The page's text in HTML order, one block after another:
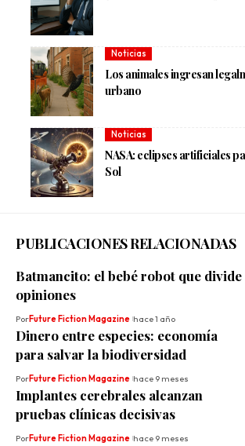
Noticias
Los animales ingresan
urbano
Noticias
NASA: eclipses artificiales
Sol
PUBLICACIONES RELACIONADAS
Batmancito: el bebé robot que divide
opiniones
PorFuture Fiction Magazine hace 1 año
Dinero entre especies: economía
para salvar la biodiversidad
PorFuture Fiction Magazine hace 9 meses
Implantes cerebrales alcanzan
pruebas clínicas decisivas
PorFuture Fiction Magazine hace 9 meses